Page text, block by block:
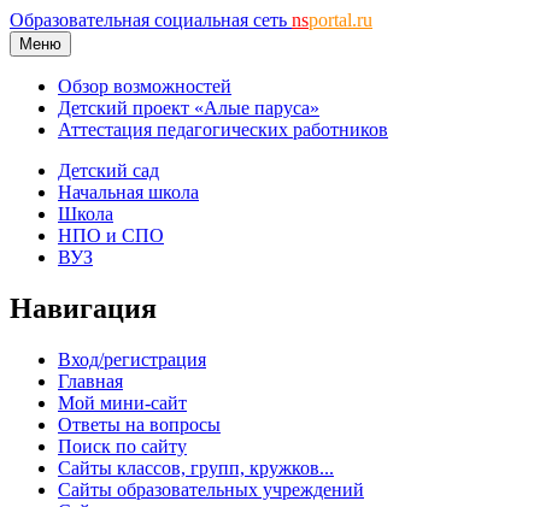
Образовательная социальная сеть nsportal.ru
Меню
Обзор возможностей
Детский проект «Алые паруса»
Аттестация педагогических работников
Детский сад
Начальная школа
Школа
НПО и СПО
ВУЗ
Навигация
Вход/регистрация
Главная
Мой мини-сайт
Ответы на вопросы
Поиск по сайту
Сайты классов, групп, кружков...
Сайты образовательных учреждений